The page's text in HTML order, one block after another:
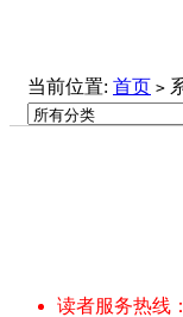
当前位置: 首页 >
读者服务热线